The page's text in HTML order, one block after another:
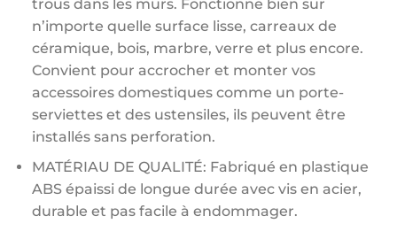
trous dans les murs. Fonctionne bien sur
n’importe quelle surface lisse, carreaux de
céramique, bois, marbre, verre et plus encore.
Convient pour accrocher et monter vos
accessoires domestiques comme un porte-
serviettes et des ustensiles, ils peuvent être
installés sans perforation.
MATÉRIAU DE QUALITÉ: Fabriqué en plastique
ABS épaissi de longue durée avec vis en acier,
durable et pas facile à endommager.